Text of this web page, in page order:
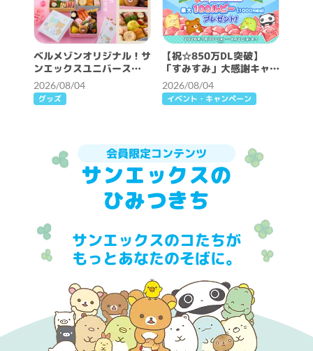
ベルメゾンオリジナル！サ
ンエックスユニバース
2027年おせち
2026/08/04
グッズ
【祝☆850万DL突破】
「すみすみ」大感謝キャン
ペーン開催♪
2026/08/04
イベント・キャンペーン
会員限定コンテンツ
サンエックスの
ひみつきち
サンエックスのコたちが
もっとあなたのそばに。